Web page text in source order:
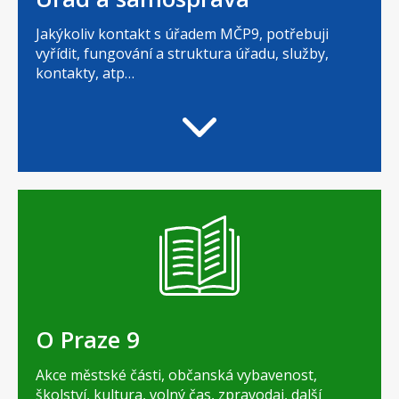
Jakýkoliv kontakt s úřadem MČP9, potřebuji
vyřídit, fungování a struktura úřadu, služby,
kontakty, atp…
O Praze 9
Akce městské části, občanská vybavenost,
školství, kultura, volný čas, zpravodaj, další